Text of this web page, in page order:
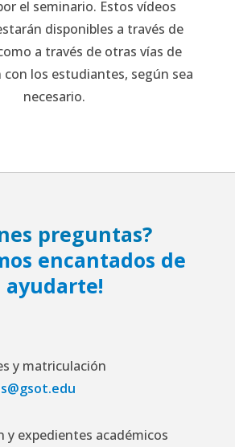
el seminario. Estos vídeos
disponibles a través de
a través de otras vías de
los estudiantes, según sea
necesario.
preguntas?
encantados de
ayudarte!
y matriculación
y expedientes académicos